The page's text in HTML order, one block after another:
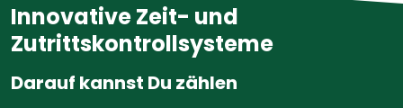
Innovative Zeit- und
Zutrittskontrollsysteme
Darauf kannst Du zählen